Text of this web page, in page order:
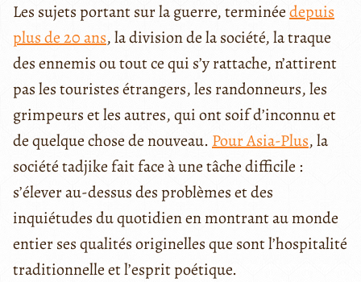
Les sujets portant sur la guerre, terminéedepuis
plus de 20 ans, la division de la société, la traque
des ennemis ou tout ce qui s’y rattache, n’attirent
pas les touristes étrangers, les randonneurs, les
grimpeurs et les autres, qui ont soif d’inconnu et
de quelque chose de nouveau. Pour Asia-Plus, la
société tadjike fait face à une tâche difficile :
s’élever au-dessus des problèmes et des
inquiétudes du quotidien en montrant au monde
entier ses qualités originelles que sont l’hospitalité
traditionnelle et l’esprit poétique.